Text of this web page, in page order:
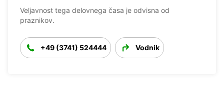
Veljavnost tega delovnega časa je odvisna od
praznikov.
+49 (3741) 524444 Vodnik